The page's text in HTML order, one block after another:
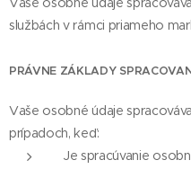
službách v rámci priameho
PRÁVNE ZÁKLADY
Vaše osobné údaje
prípadoch, keď:
Je spracúvanie